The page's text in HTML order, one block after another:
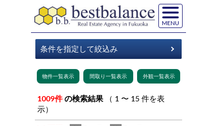
MENU
1009件 の検索結果
示）